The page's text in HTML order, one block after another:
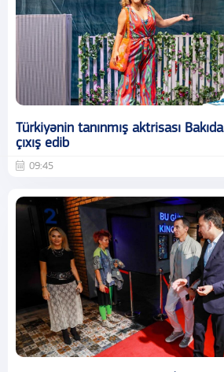
Türkiyənin tanınmış aktrisası
çıxış edib
09:45